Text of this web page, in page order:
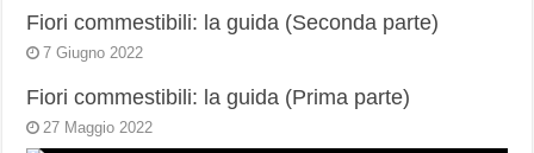
Fiori commestibili: la guida (Seconda parte)
7 Giugno 2022
Fiori commestibili: la guida (Prima parte)
27 Maggio 2022